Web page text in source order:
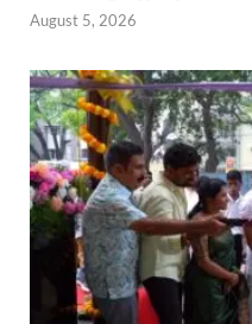
August 5, 2026